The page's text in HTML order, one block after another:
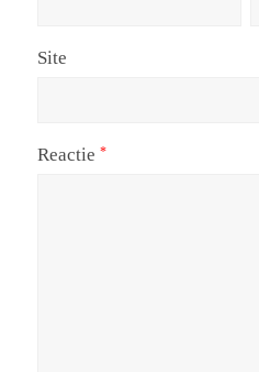
Site
Reactie *